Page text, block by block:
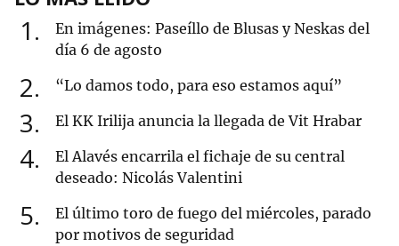
1
En imágenes: Paseíllo de Blusas y Neskas del
día 6 de agosto
2 “Lo damos todo, para eso estamos aquí”
3 El KK Irilija anuncia la llegada de Vit Hrabar
4
El Alavés encarrila el fichaje de su central
deseado: Nicolás Valentini
5
El último toro de fuego del miércoles, parado
por motivos de seguridad